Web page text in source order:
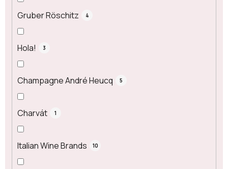
Gruber Röschitz 4
Hola! 3
Champagne André Heucq 5
Charvát 1
Italian Wine Brands 10